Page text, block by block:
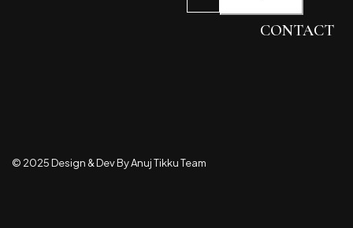
BLOG